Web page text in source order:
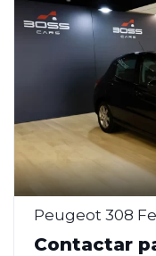
Peugeot 308
Contactar